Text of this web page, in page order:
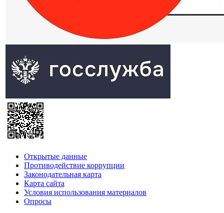
Открытые данные
Противодействие коррупции
Законодательная карта
Карта сайта
Условия использования материалов
Опросы